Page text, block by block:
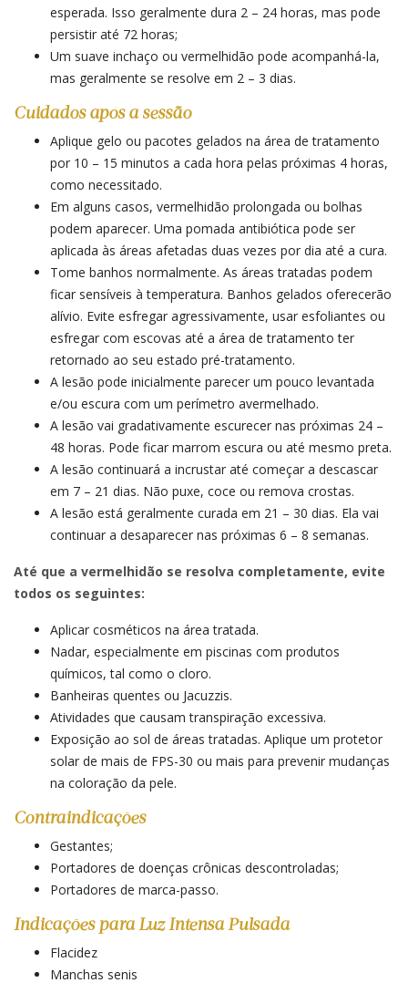
esperada. Isso geralmente dura 2 – 24 horas, mas pode
persistir até 72 horas;
Um suave inchaço ou vermelhidão pode acompanhá-la,
mas geralmente se resolve em 2 – 3 dias.
Cuidados após a sessão
Aplique gelo ou pacotes gelados na área de tratamento
por 10 – 15 minutos a cada hora pelas próximas 4 horas,
como necessitado.
Em alguns casos, vermelhidão prolongada ou bolhas
podem aparecer. Uma pomada antibiótica pode ser
aplicada às áreas afetadas duas vezes por dia até a cura.
Tome banhos normalmente. As áreas tratadas podem
ficar sensíveis à temperatura. Banhos gelados oferecerão
alívio. Evite esfregar agressivamente, usar esfoliantes ou
esfregar com escovas até a área de tratamento ter
retornado ao seu estado pré-tratamento.
A lesão pode inicialmente parecer um pouco levantada
e/ou escura com um perímetro avermelhado.
A lesão vai gradativamente escurecer nas próximas 24 –
48 horas. Pode ficar marrom escura ou até mesmo preta.
A lesão continuará a incrustar até começar a descascar
em 7 – 21 dias. Não puxe, coce ou remova crostas.
A lesão está geralmente curada em 21 – 30 dias. Ela vai
continuar a desaparecer nas próximas 6 – 8 semanas.
Até que a vermelhidão se resolva completamente, evite
todos os seguintes:
Aplicar cosméticos na área tratada.
Nadar, especialmente em piscinas com produtos
químicos, tal como o cloro.
Banheiras quentes ou Jacuzzis.
Atividades que causam transpiração excessiva.
Exposição ao sol de áreas tratadas. Aplique um protetor
solar de mais de FPS-30 ou mais para prevenir mudanças
na coloração da pele.
Contraindicações
Gestantes;
Portadores de doenças crônicas descontroladas;
Portadores de marca-passo.
Indicações para Luz Intensa Pulsada
Flacidez
Manchas senis